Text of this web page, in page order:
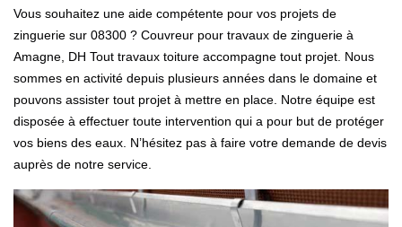
Vous souhaitez une aide compétente pour vos projets de
zinguerie sur 08300 ? Couvreur pour travaux de zinguerie à
Amagne, DH Tout travaux toiture accompagne tout projet. Nous
sommes en activité depuis plusieurs années dans le domaine et
pouvons assister tout projet à mettre en place. Notre équipe est
disposée à effectuer toute intervention qui a pour but de protéger
vos biens des eaux. N’hésitez pas à faire votre demande de devis
auprès de notre service.